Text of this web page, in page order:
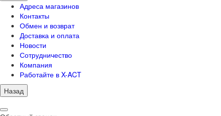
Адреса магазинов
Контакты
Обмен и возврат
Доставка и оплата
Новости
Сотрудничество
Компания
Работайте в X-ACT
Назад